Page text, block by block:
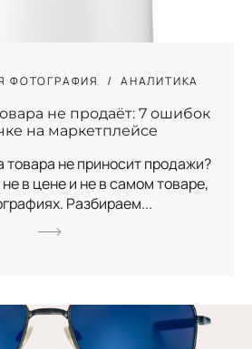
ФОТОГРАФИЯ АНАЛИТИКА
не продаёт: 7 ошибок
на маркетплейсе
товара не приносит продажи?
в цене и не в самом товаре,
Разбираем...